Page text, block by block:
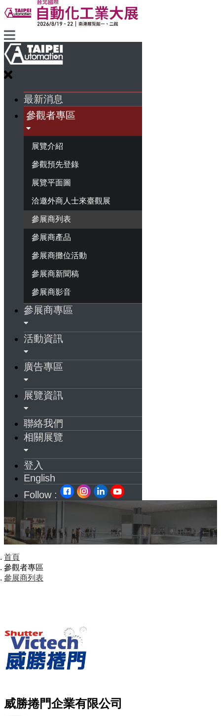
最新消息
參觀者專區
展覽介紹
參觀預先登錄
展覽平面圖
洽邀外商人士來臺觀展
參展商列表
參展商產品
參展商攤位活動
參展商新聞稿
參展商影音
參展商專區
活動資訊
廣告專區
展覽資訊
聯絡我們
相關展覽
登入
English
Follow :
首頁
參觀者專區
參展商列表
威勝捲門企業有限公司